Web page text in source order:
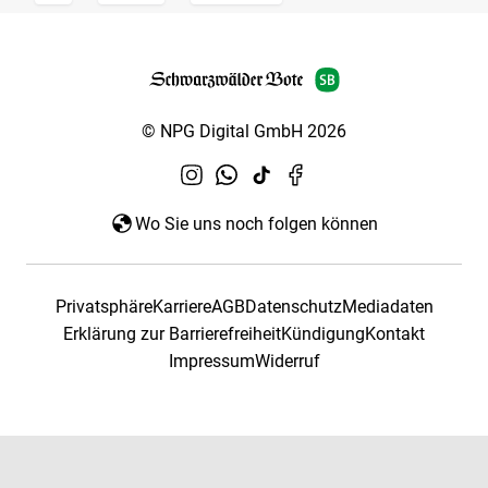
© NPG Digital GmbH 2026
Wo Sie uns noch folgen können
PrivatsphäreKarriereAGBDatenschutzMediadaten
Erklärung zur BarrierefreiheitKündigungKontakt
ImpressumWiderruf